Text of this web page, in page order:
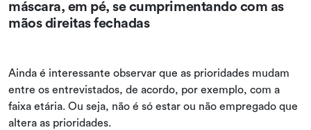
Ainda é interessante observar que as prioridades mudam
entre os entrevistados, de acordo, por exemplo, com a
faixa etária. Ou seja, não é só estar ou não empregado que
altera as prioridades.